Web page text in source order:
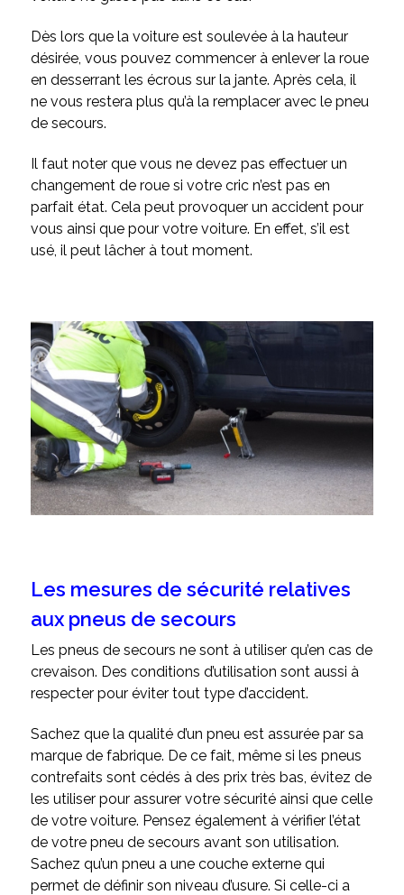
Dès lors que la voiture est soulevée à la hauteur
désirée, vous pouvez commencer à enlever la roue
en desserrant les écrous sur la jante. Après cela, il
ne vous restera plus qu’à la remplacer avec le pneu
de secours.
Il faut noter que vous ne devez pas effectuer un
changement de roue si votre cric n’est pas en
parfait état. Cela peut provoquer un accident pour
vous ainsi que pour votre voiture. En effet, s’il est
usé, il peut lâcher à tout moment.
Les mesures de sécurité relatives
aux pneus de secours
Les pneus de secours ne sont à utiliser qu’en cas de
crevaison. Des conditions d’utilisation sont aussi à
respecter pour éviter tout type d’accident.
Sachez que la qualité d’un pneu est assurée par sa
marque de fabrique. De ce fait, même si les pneus
contrefaits sont cédés à des prix très bas, évitez de
les utiliser pour assurer votre sécurité ainsi que celle
de votre voiture. Pensez également à vérifier l’état
de votre pneu de secours avant son utilisation.
Sachez qu’un pneu a une couche externe qui
permet de définir son niveau d’usure. Si celle-ci a